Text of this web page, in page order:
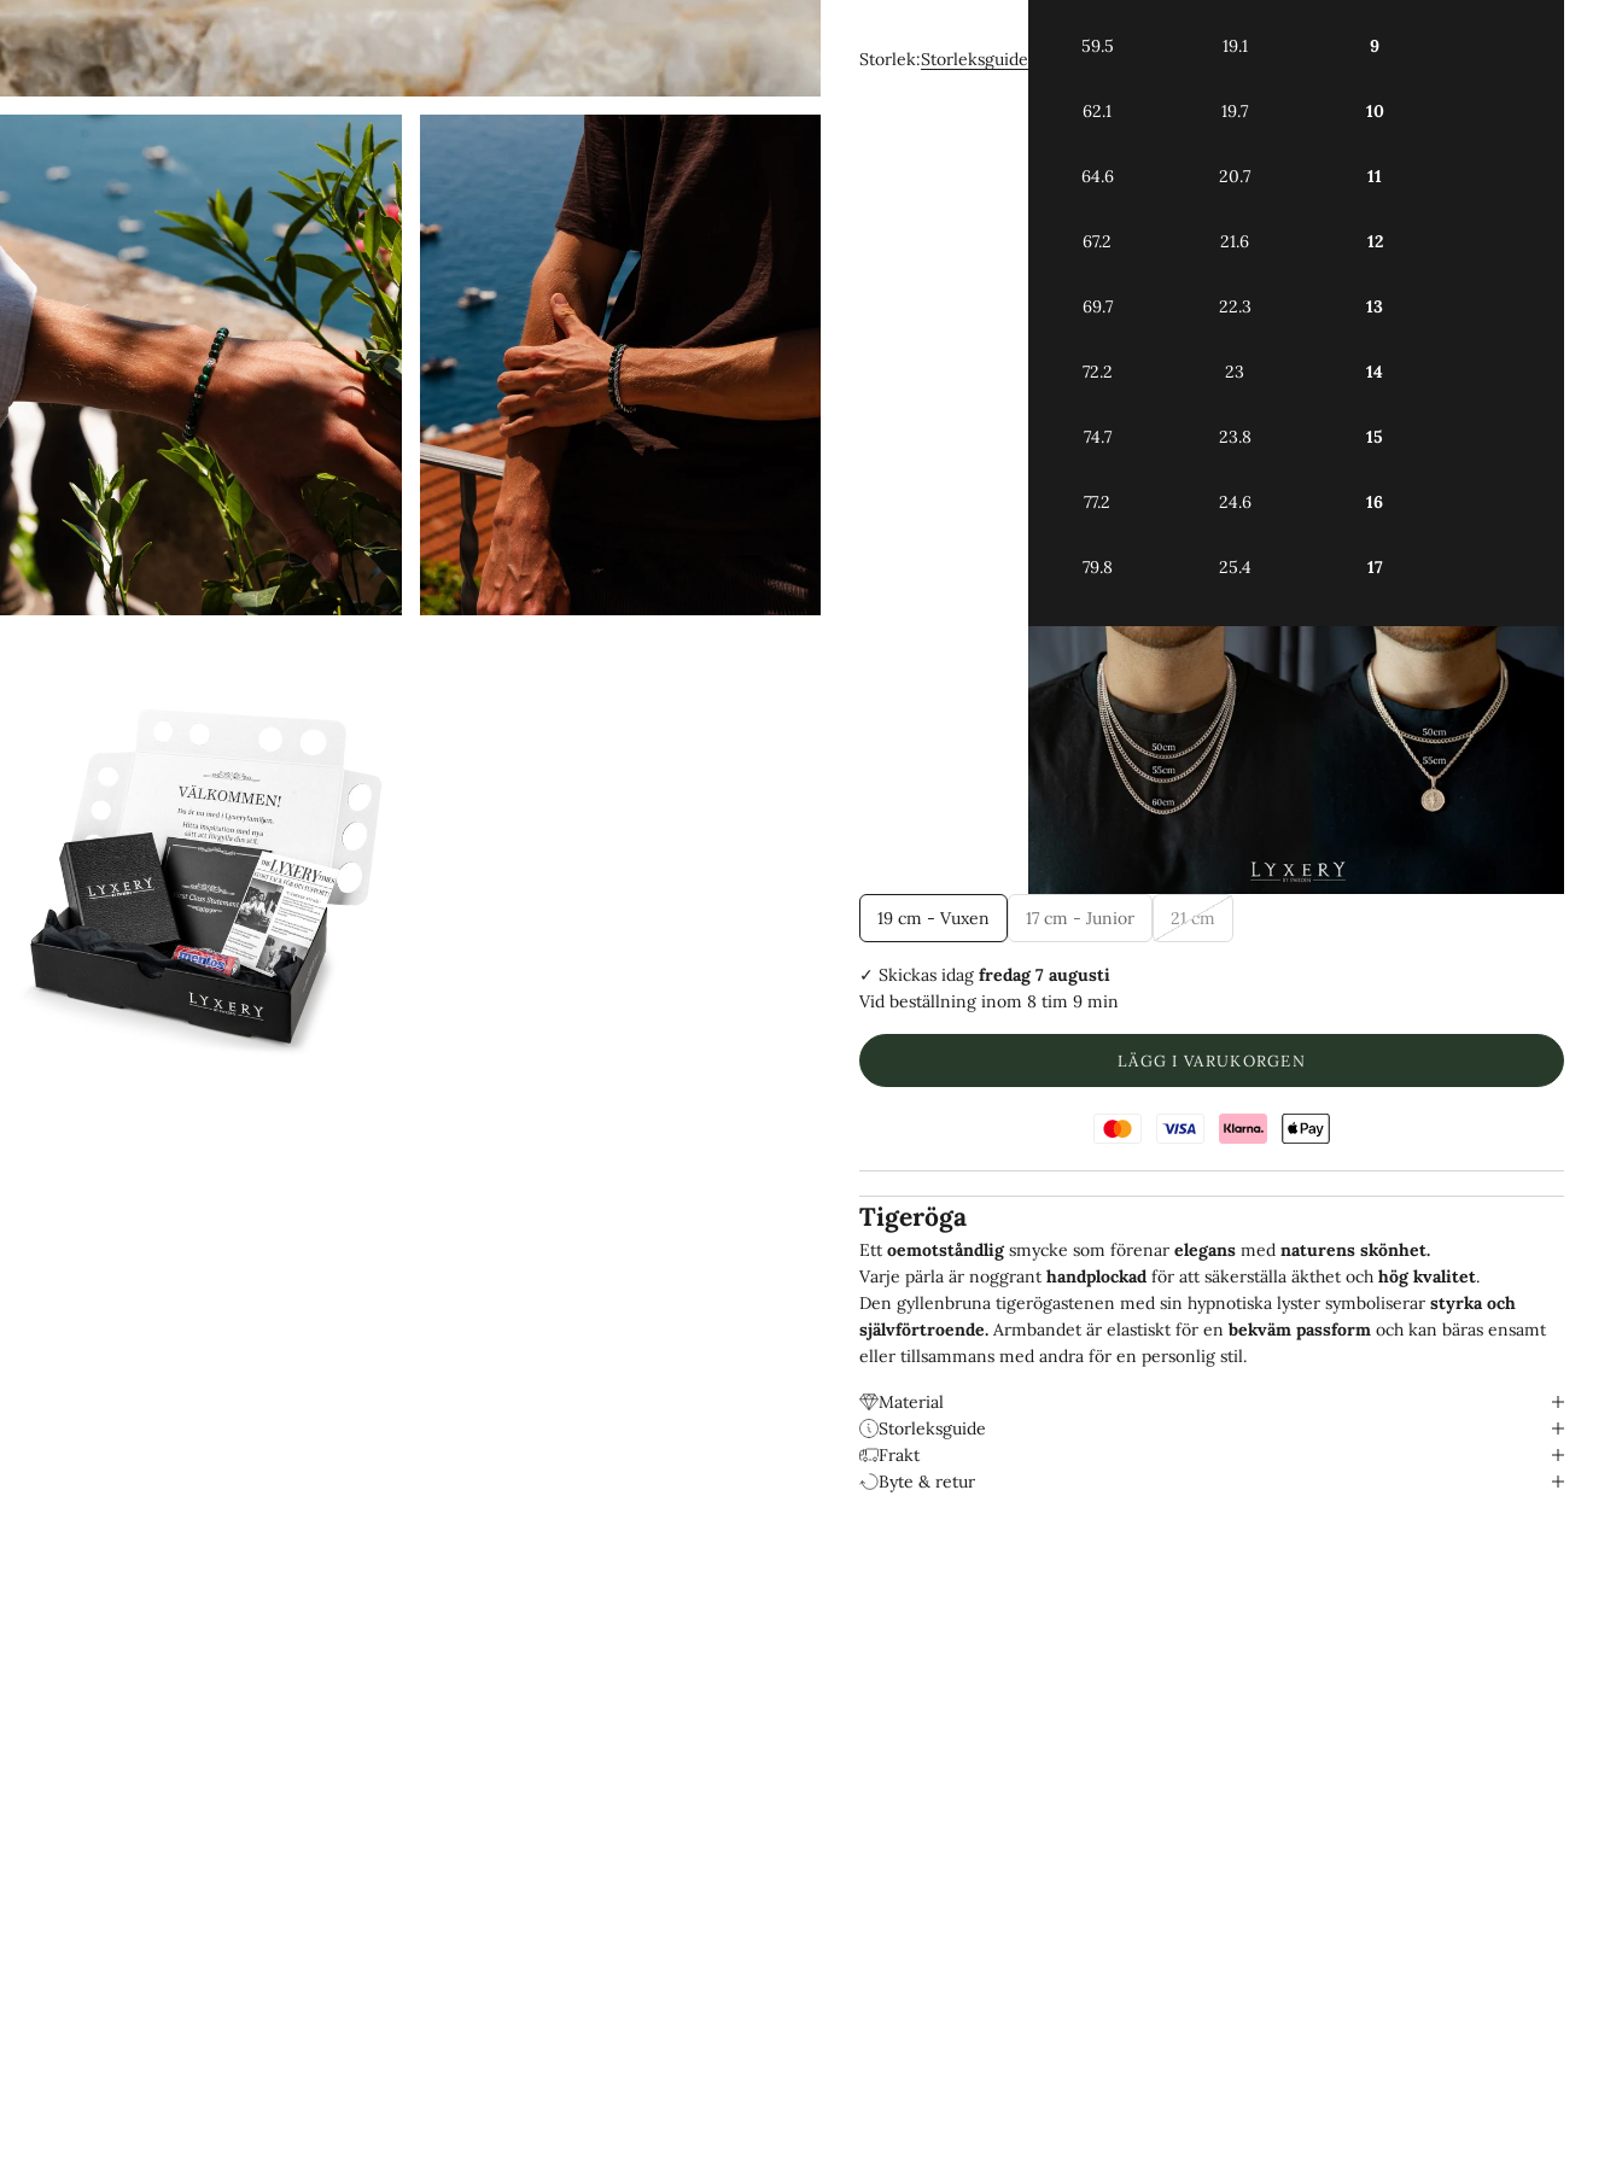
Storlek:Storleksguide
59.5 19.1 9
62.1 19.7 10
64.6 20.7 11
67.2 21.6 12
69.7 22.3 13
72.2 23 14
74.7 23.8 15
77.2 24.6 16
79.8 25.4 17
19 cm - Vuxen 17 cm - Junior 21 cm
✓ Skickas idag fredag 7 augusti
Vid beställning inom 8 tim 9 min
LÄGG I VARUKORGEN
Tigeröga
Ett oemotståndligsmycke som förenar elegans med naturens skönhet.
Varje pärla är noggrant handplockad för att säkerställa äkthet och hög kvalitet.
Den gyllenbruna tigerögastenen med sin hypnotiska lyster symboliserar styrka och
självförtroende. Armbandet är elastiskt för en bekväm passform och kan bäras ensamt
eller tillsammans med andra för en personlig stil.
Material
Storleksguide
Frakt
Byte & retur